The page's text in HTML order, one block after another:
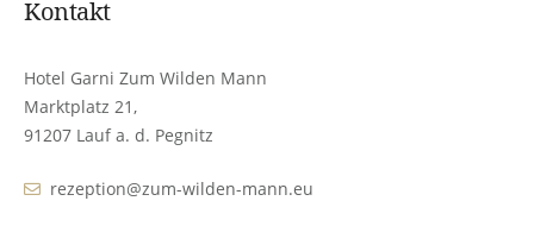
Kontakt
Hotel Garni Zum Wilden Mann
Marktplatz 21,
91207 Lauf a. d. Pegnitz
rezeption@zum-wilden-mann.eu